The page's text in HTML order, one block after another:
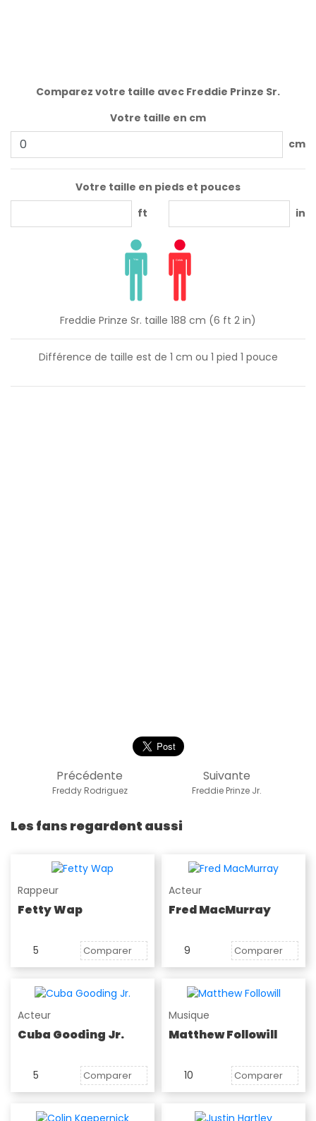
Comparez votre taille avec Freddie Prinze Sr.
Votre taille en cm
cm
Votre taille en pieds et pouces
ft
in
Freddie Prinze Sr. taille 188 cm (6 ft 2 in)
Différence de taille est de 1 cm ou 1 pied 1 pouce
Suivante
Freddie Prinze Jr.
Précédente
Freddy Rodriguez
Les fans regardent aussi
Rappeur
Fetty Wap
5 Comparer
Acteur
Fred MacMurray
9 Comparer
Acteur
Cuba Gooding Jr.
5 Comparer
Musique
Matthew Followill
10 Comparer